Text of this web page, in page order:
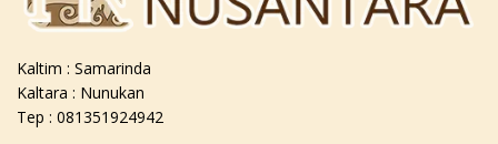
Kaltim : Samarinda
Kaltara : Nunukan
Tep : 081351924942